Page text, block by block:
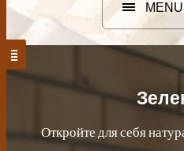
MENU
Откройте для себя